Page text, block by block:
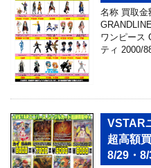
名称 買取
ワンピース
ティ 2000/
VSTAR
超高額
8/29・